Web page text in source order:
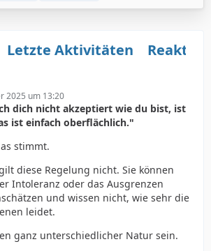
Letzte Aktivitäten
2025 um 13:20
dich nicht akzeptiert wie du bist, ist
ist einfach oberflächlich."
stimmt.
diese Regelung nicht. Sie können
Intoleranz oder das Ausgrenzen
und wissen nicht, wie sehr die
leidet.
ganz unterschiedlicher Natur sein.